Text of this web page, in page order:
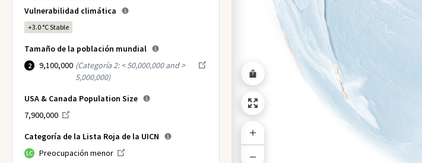
Vulnerabilidad climática
+3.0 °CStable
Tamaño de la población mundial
2 9,100,000 (Categoría 2: < 50,000,000 and >
5,000,000)
USA & Canada Population Size
7,900,000
Categoría de la Lista Roja de la UICN
LC Preocupación menor